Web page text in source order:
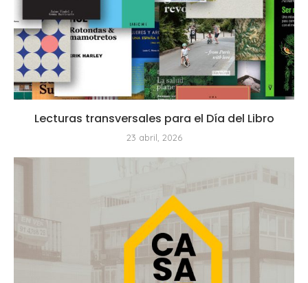
Lecturas transversales para el Día del Libro
23 abril, 2026